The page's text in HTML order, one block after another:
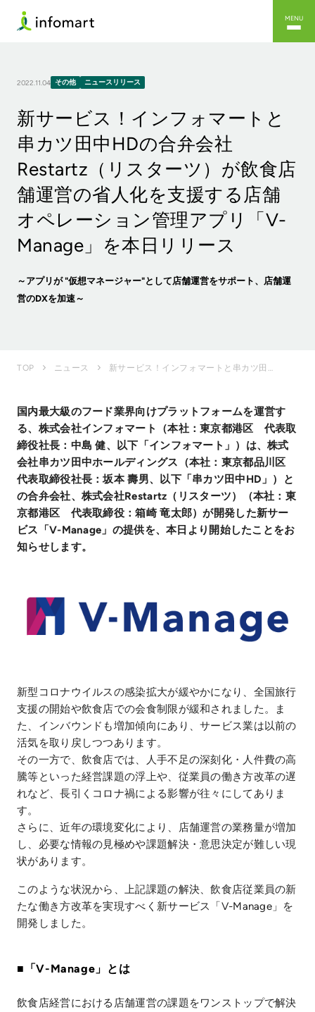
MENU
2022.11.04 その他 ニュースリリース
新サービス！インフォマートと
串カツ田中HDの合弁会社
Restartz（リスターツ）が飲食店
舗運営の省人化を支援する店舗
オペレーション管理アプリ「V-
Manage」を本日リリース
～アプリが "仮想マネージャー"として店舗運営をサポート、店舗運
営のDXを加速～
TOP ニュース
国内最大級のフード業界向けプラットフォームを運営す
る、株式会社インフォマート（本社：東京都港区 代表取
締役社長：中島 健、以下「インフォマート」）は、株式
会社串カツ田中ホールディングス（本社：東京都品川区
代表取締役社長：坂本 壽男、以下「串カツ田中HD」）と
の合弁会社、株式会社Restartz（リスターツ）（本社：東
京都港区 代表取締役：箱崎 竜太郎）が開発した新サー
ビス「V-Manage」の提供を、本日より開始したことをお
知らせします。
新型コロナウイルスの感染拡大が緩やかになり、全国旅行
支援の開始や飲食店での会食制限が緩和されました。ま
た、インバウンドも増加傾向にあり、サービス業は以前の
活気を取り戻しつつあります。
その一方で、飲食店では、人手不足の深刻化・人件費の高
騰等といった経営課題の浮上や、従業員の働き方改革の遅
れなど、長引くコロナ禍による影響が往々にしてありま
す。
さらに、近年の環境変化により、店舗運営の業務量が増加
し、必要な情報の見極めや課題解決・意思決定が難しい現
状があります。
このような状況から、上記課題の解決、飲食店従業員の新
たな働き方改革を実現すべく新サービス「V-Manage」を
開発しました。
■「V-Manage」とは
飲食店経営における店舗運営の課題をワンストップで解決